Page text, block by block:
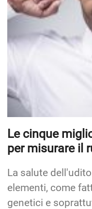
Le cinque
per misurare il
La salute
elementi, come
genetici e